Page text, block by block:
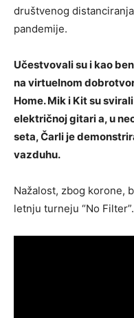
društvenog
pandemije.
Učestvovali su i kao
na virtuelnom
Home. Mik i Kit su
električnoj gitari a, u
seta, Čarli je
vazduhu.
Nažalost, zbog korone,
letnju turneju “No Filter”.